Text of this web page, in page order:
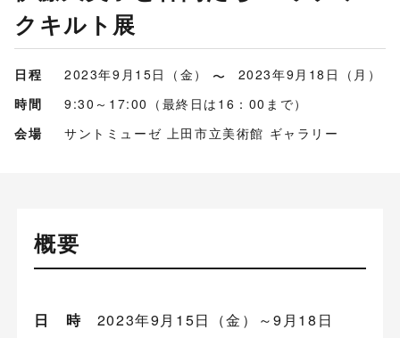
クキルト展
日程 2023年9月15日（金）
2023年9月18日（月）
時間
9:30～17:00（最終日は16：00まで）
会場
サントミューゼ 上田市立美術館 ギャラリー
概要
日 時 2023年9月15日（金）～9月18日